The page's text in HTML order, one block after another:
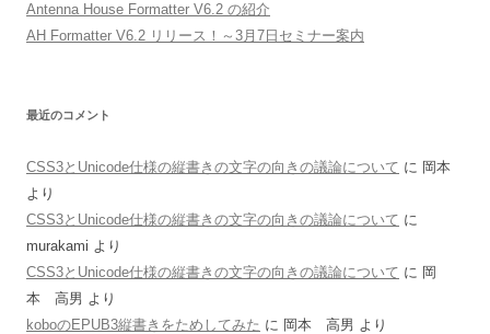
Antenna House Formatter V6.2 の紹介
AH Formatter V6.2 リリース！～3月7日セミナー案内
最近のコメント
CSS3とUnicode仕様の縦書きの文字の向きの議論について に 岡本
より
CSS3とUnicode仕様の縦書きの文字の向きの議論について に
murakami より
CSS3とUnicode仕様の縦書きの文字の向きの議論について に 岡
本 高男 より
koboのEPUB3縦書きをためしてみた に 岡本 高男 より